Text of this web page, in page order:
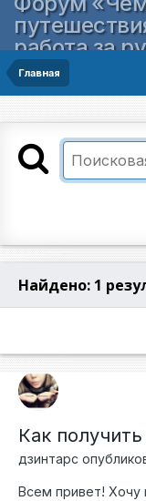
работа за
Главная
Найдено: 1
Как
дзинтарс
Всем привет! Хочу